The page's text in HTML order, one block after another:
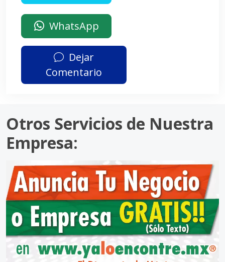
WhatsApp
Dejar
Comentario
Otros Servicios de Nuestra
Empresa: